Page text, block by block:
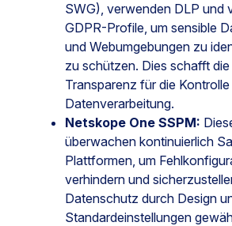
SWG), verwenden DLP und
GDPR-Profile, um sensible
und Webumgebungen zu
zu schützen. Dies schafft
Transparenz für die
Datenverarbeitung.
Netskope One SSPM:
überwachen kontinuierlich
Plattformen, um
verhindern und
Datenschutz durch Design
Standardeinstellungen